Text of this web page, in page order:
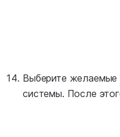
Выберите желаемые
системы. После